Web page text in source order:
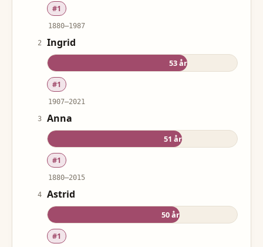
#1
1880–1987
2
Ingrid
53år
#1
1907–2021
3
Anna
51 år
#1
1880–2015
4
Astrid
50år
#1